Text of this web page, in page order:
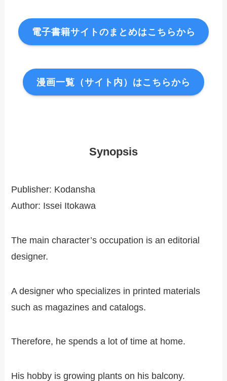
電子書籍サイトのまとめはこちらから
漫画一覧（サイト内）はこちらから
Synopsis
Publisher: Kodansha
Author: Issei Itokawa
The main character’s occupation is an editorial
designer.
A designer who specializes in printed materials
such as magazines and catalogs.
Therefore, he spends a lot of time at home.
His hobby is growing plants on his balcony.